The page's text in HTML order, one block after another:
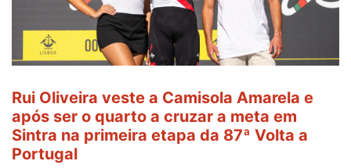
Amarela
ao
da
etapa
da
Volta
a
Rui Oliveira veste a Camisola Amarela e
após ser o quarto a cruzar a meta em
Sintra na primeira etapa da 87ª Volta a
Portugal